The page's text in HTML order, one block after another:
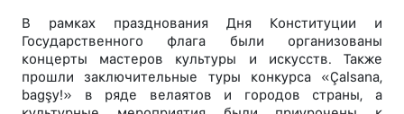
В рамках празднования Дня Конституции и
Государственного флага были организованы
концерты мастеров культуры и искусств. Также
прошли заключительные туры конкурса «Çalsana,
bagşy!» в ряде велаятов и городов страны, а